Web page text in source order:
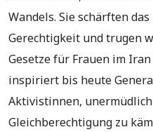
Wandels. Sie schärften
Gerechtigkeit und trugen
Gesetze für Frauen im
inspiriert bis heute
Aktivistinnen,
Gleichberechtigung zu